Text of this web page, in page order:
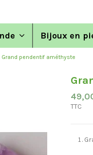
Bijoux en
Grand pendentif améthyste
TTC